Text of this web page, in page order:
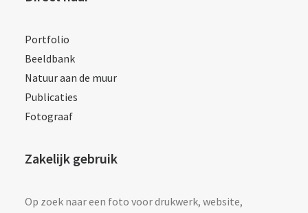
Portfolio
Beeldbank
Natuur aan de muur
Publicaties
Fotograaf
Zakelijk gebruik
Op zoek naar een foto voor drukwerk, website,